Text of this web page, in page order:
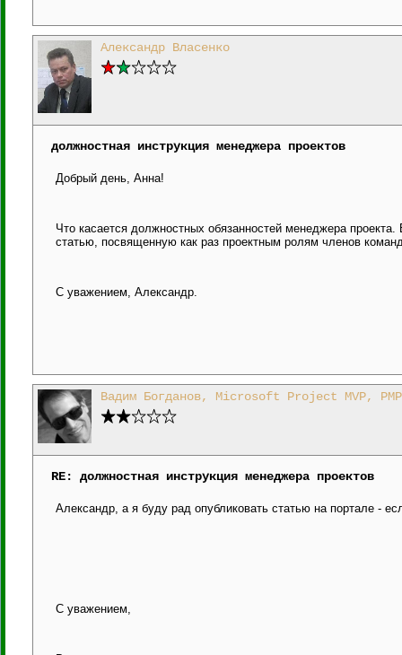
Александр Власенко
должностная инструкция менеджера проектов
Добрый день, Анна!
Что касается должностных обязанностей менеджера
статью, посвященную как раз проектным ролям членов
С уважением, Александр.
Вадим Богданов, Microsoft Project MVP,
RE: должностная инструкция менеджера проектов
Александр, а я буду рад опубликовать статью на портале -
С уважением,